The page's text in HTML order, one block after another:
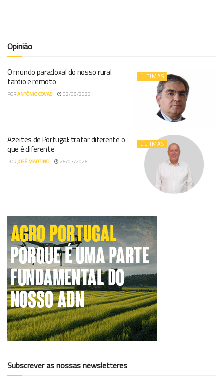
Opinião
ÚLTIMAS
O mundo paradoxal do nosso rural
tardio e remoto
PORANTÓNIO COVAS 02/08/2026
ÚLTIMAS
Azeites de Portugal: tratar diferente o
que é diferente
PORJOSÉ MARTINO 26/07/2026
Subscrever as nossas newsletteres